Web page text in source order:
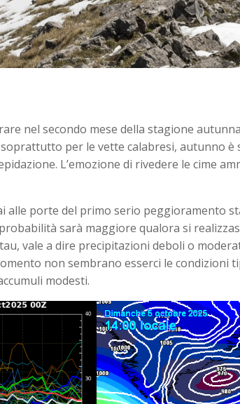
nel secondo mese della stagione
per le vette calabresi, autunno è
L’emozione di rivedere le cime
alle porte del primo serio peggioramento
sarà maggiore qualora si
vale a dire precipitazioni deboli o
non sembrano esserci le condizioni
modesti.